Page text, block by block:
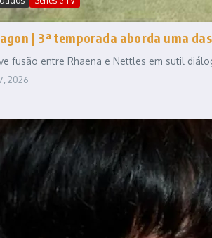
| 3ª temporada aborda uma
fusão entre Rhaena e Nettles em sutil
2026